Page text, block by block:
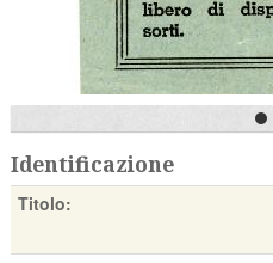
Identificazione
Titolo: